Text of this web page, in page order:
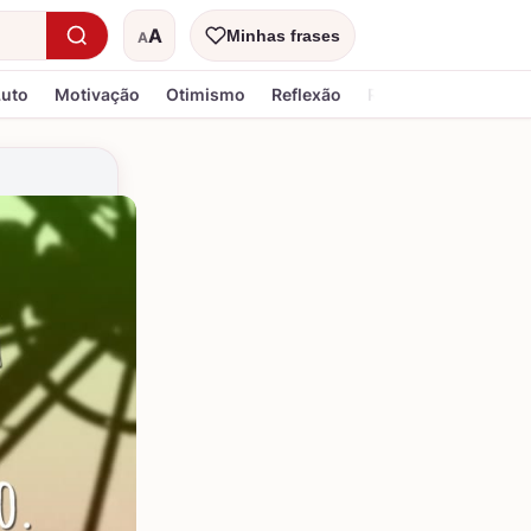
AA
Tamanho do textoMinhas frases
Motivação Otimismo Reflexão Religiosa